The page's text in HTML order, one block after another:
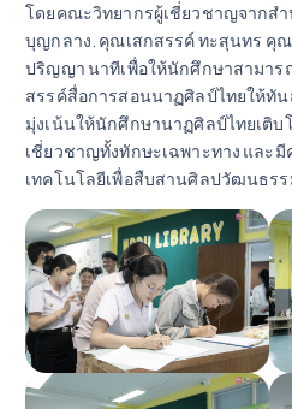
โดยคณะวิทยากรผู้เชี่ยวชาญจากส
บุญกลาง. คุณเสกสรรค์ ทะสุนทร คุ
ปริญญา นาทีเพื่อให้นักศึกษาสามาร
สรรค์สื่อการสอนนาฏศิลป์ไทยให้ทั
มุ่งเน้นให้นักศึกษานาฏศิลป์ไทยเติ
เชี่ยวชาญทั้งทักษะเฉพาะทาง และมี
เทคโนโลยีเพื่อสืบสานศิลปวัฒนธรร